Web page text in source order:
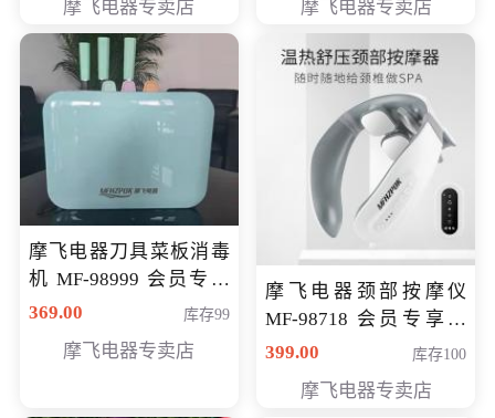
摩飞电器专卖店 摩飞电器专卖店
摩飞电器刀具菜板消毒
机 MF-98999 会员专享
价286元
369.00 库存99
摩飞电器专卖店
摩飞电器颈部按摩仪
MF-98718 会员专享价
299元
399.00 库存100
摩飞电器专卖店